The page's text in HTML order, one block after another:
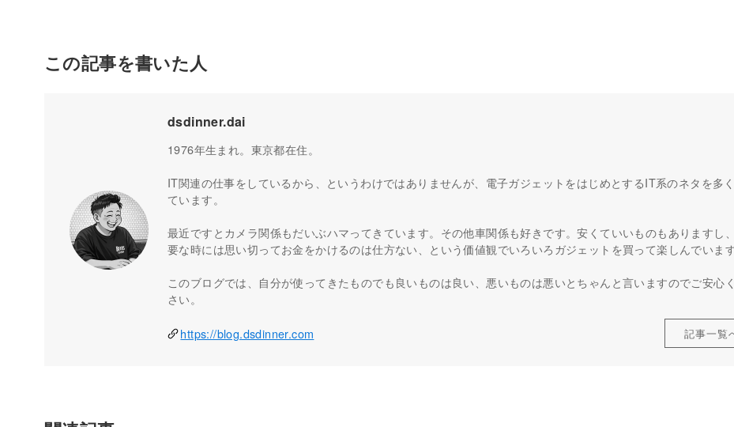
この記事を書いた人
dsdinner.dai
1976年生まれ。東京都在住。
IT関連の仕事をしているから、というわけではありませんが、電子ガジェットをはじめとするIT系のネタを多
ています。
最近ですとカメラ関係もだいぶハマってきています。その他車関係も好きです。安くていいものもありますし
要な時には思い切ってお金をかけるのは仕方ない、という価値観でいろいろガジェットを買って楽しんでいます
このブログでは、自分が使ってきたものでも良いものは良い、悪いものは悪いとちゃんと言いますのでご安心
さい。
https://blog.dsdinner.com 記事一覧